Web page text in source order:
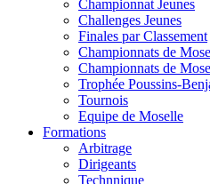
Championnat Jeunes
Challenges Jeunes
Finales par Classement
Championnats de
Championnats de
Trophée Poussins-
Tournois
Equipe de Moselle
Formations
Arbitrage
Dirigeants
Technnique